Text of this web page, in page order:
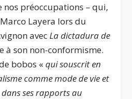
nos préoccupations – qui,
Layera lors du
avecLa dictadura de
à son non-conformisme.
bobos «qui souscrit en
comme mode de vie et
ses rapports au